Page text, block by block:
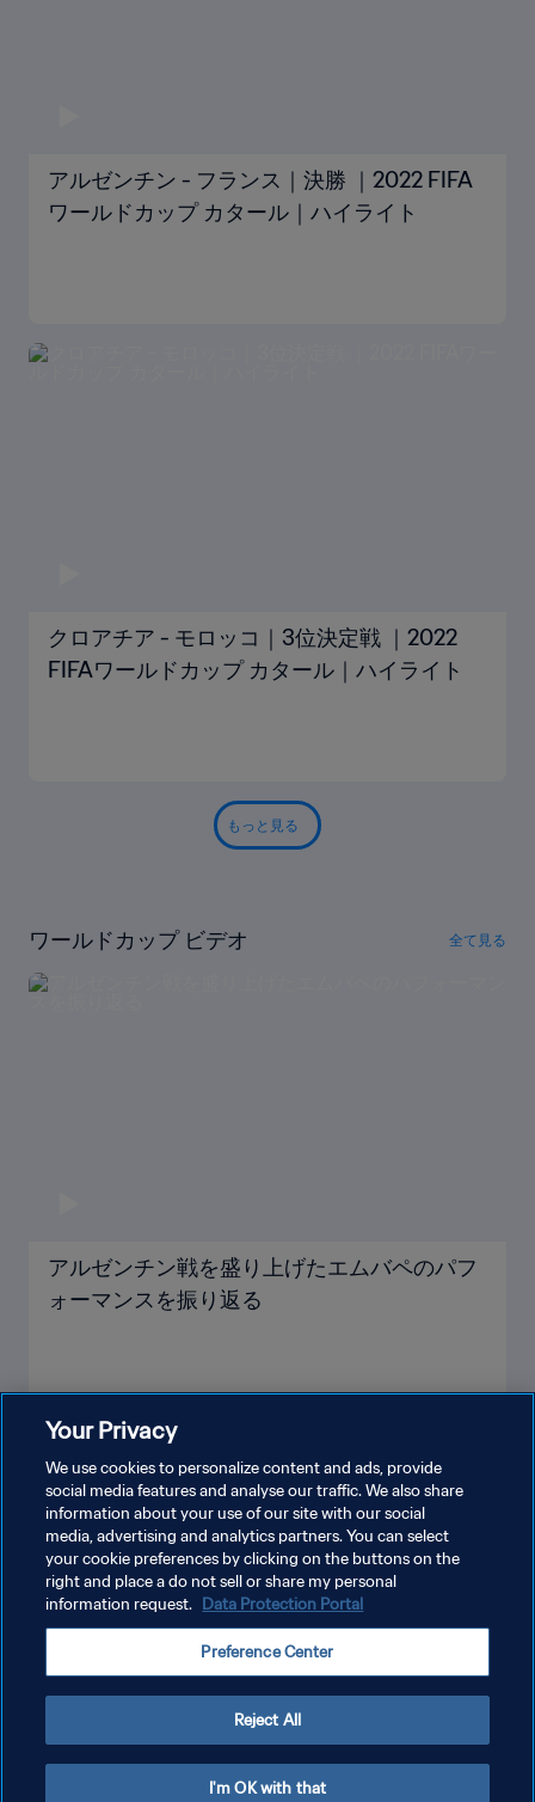
アルゼンチン - フランス｜決勝 ｜2022 FIFA
ワールドカップ カタール｜ハイライト
クロアチア - モロッコ｜3位決定戦 ｜2022
FIFAワールドカップ カタール｜ハイライト
もっと見る
ワールドカップ ビデオ 全て見る
アルゼンチン戦を盛り上げたエムバペのパフ
ォーマンスを振り返る
アルゼンチンのFIFAワールドカップにおける
心痛
Your Privacy
We use cookies to personalize content and ads, provide
social media features and analyse our traffic. We also share
information about your use of our site with our social
media, advertising and analytics partners. You can select
your cookie preferences by clicking on the buttons on the
right and place a do not sell or share my personal
information request. Data Protection Portal
Preference Center
Reject All
I'm OK with that